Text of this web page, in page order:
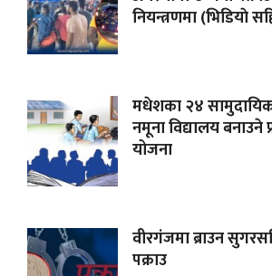
नियन्त्रणमा (भिडियाे
मधेशका २४
नमूना विद्यालय
योजना
वीरगंजमा ब्राउन
पक्राउ